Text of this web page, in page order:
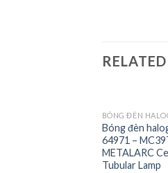
BÓNG ĐÈN
Bóng đèn
64971 –
METALARC
Tubular Lamp